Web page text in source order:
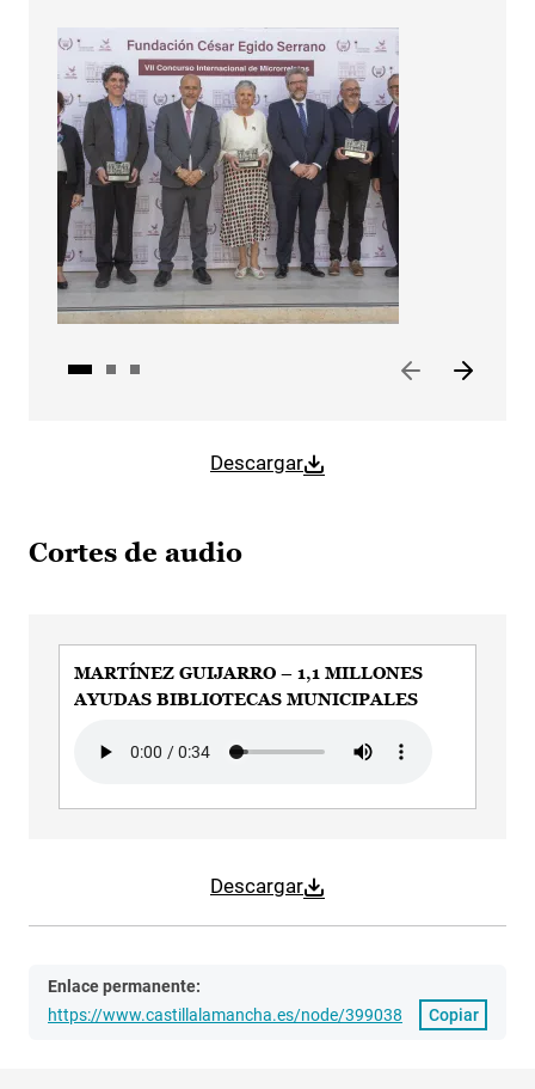
Descargar
Cortes de audio
Descargar
MARTÍNEZ GUIJARRO – 1,1 MILLONES
AYUDAS BIBLIOTECAS MUNICIPALES
Enlace permanente:
https://www.castillalamancha.es/node/399038
Copiar